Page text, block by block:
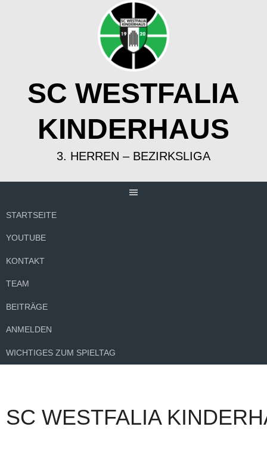
SC WESTFALIA
KINDERHAUS
3. HERREN – BEZIRKSLIGA
STARTSEITE
YOUTUBE
KONTAKT
TEAM
BEITRÄGE
ANMELDEN
WICHTIGES ZUM SPIELTAG
SC WESTFALIA